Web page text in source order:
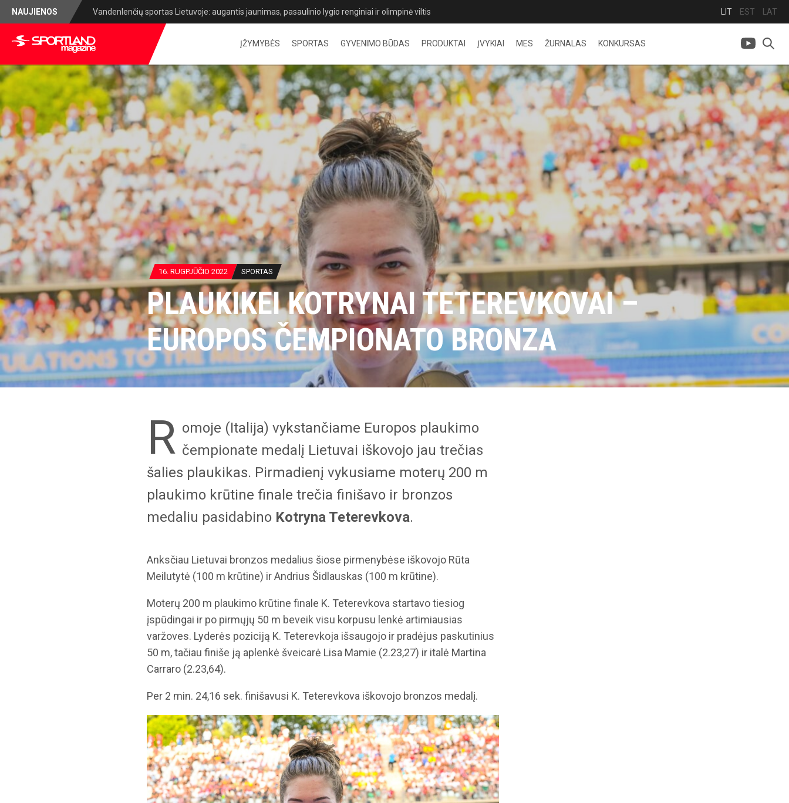
NAUJIENOS Lietuvos lengvosios atletikos čempionatas: sugrįžimai, rekordai ir ryškūs favoritų pasirodymai Palangoje LIT EST LAT
ĮŽYMYBĖS SPORTAS GYVENIMO BŪDAS PRODUKTAI ĮVYKIAI MES ŽURNALAS KONKURSAS
16. RUGPJŪČIO 2022 SPORTAS
PLAUKIKEI KOTRYNAI TETEREVKOVAI –
EUROPOS ČEMPIONATO BRONZA
R omoje (Italija) vykstančiame Europos plaukimo
čempionate medalį Lietuvai iškovojo jau trečias
šalies plaukikas. Pirmadienį vykusiame moterų 200 m
plaukimo krūtine finale trečia finišavo ir bronzos
medaliu pasidabino Kotryna Teterevkova.
Anksčiau Lietuvai bronzos medalius šiose pirmenybėse iškovojo Rūta
Meilutytė (100 m krūtine) ir Andrius Šidlauskas (100 m krūtine).
Moterų 200 m plaukimo krūtine finale K. Teterevkova startavo tiesiog
įspūdingai ir po pirmųjų 50 m beveik visu korpusu lenkė artimiausias
varžoves. Lyderės poziciją K. Teterevkoja išsaugojo ir pradėjus paskutinius
50 m, tačiau finiše ją aplenkė šveicarė Lisa Mamie (2.23,27) ir italė Martina
Carraro (2.23,64).
Per 2 min. 24,16 sek. finišavusi K. Teterevkova iškovojo bronzos medalį.